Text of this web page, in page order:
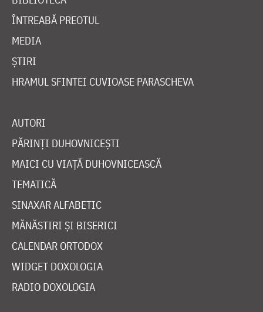
ÎNTREABĂ PREOTUL
MEDIA
ȘTIRI
HRAMUL SFINTEI CUVIOASE PARASCHEVA
AUTORI
PĂRINȚI DUHOVNICEȘTI
MAICI CU VIAȚĂ DUHOVNICEASCĂ
TEMATICĂ
SINAXAR ALFABETIC
MĂNĂSTIRI ȘI BISERICI
CALENDAR ORTODOX
WIDGET DOXOLOGIA
RADIO DOXOLOGIA